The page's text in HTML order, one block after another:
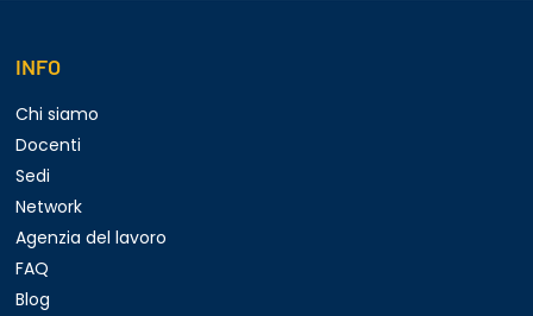
INFO
Chi siamo
Docenti
Sedi
Network
Agenzia del lavoro
FAQ
Blog